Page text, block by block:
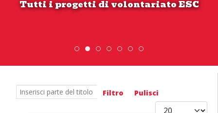
Tutti i progetti di volontariato ESC
DiscoverEu Inclusion
ESC » Volontariato internazionale
Scambio Giovanile » 19 - 28
Scopri dove sono i nostri
Inserisci parte del titolo Filtro Pulisci
Visualizza #